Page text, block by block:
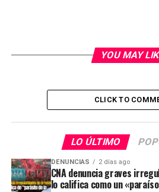
YOU MAY
CLICK TO
LO ÚLTIMO
DENUNCIAS 2 días ago
CNA denuncia graves
lo califica como un